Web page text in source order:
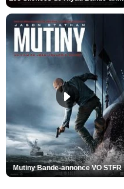
Mutiny Bande-annonce VO STFR